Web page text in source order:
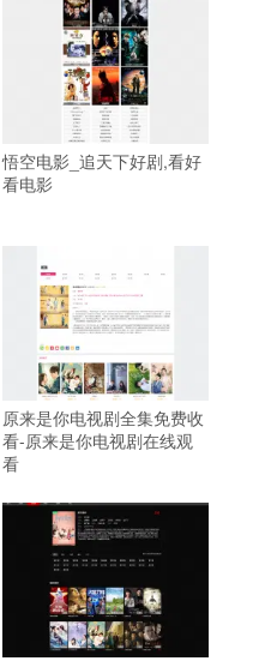
悟空电影_追天下好剧,看好
看电影
原来是你电视剧全集免费收
看-原来是你电视剧在线观
看